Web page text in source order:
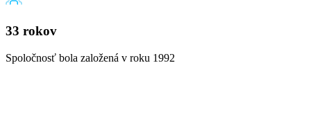
33 rokov
Spoločnosť bola založená v roku 1992